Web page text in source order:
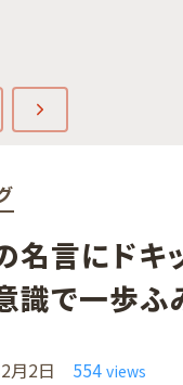
名言に​ドキ
識で​一歩ふ
月2日 554 views